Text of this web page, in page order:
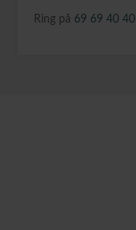
Ring på 69 69 40 40